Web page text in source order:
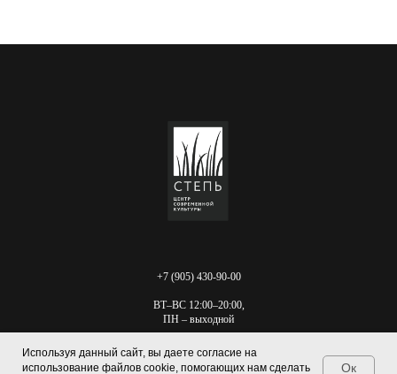
+7 (905) 430-90-00
ВТ–ВС 12:00–20:00,
ПН – выходной
Береговая, 12, стр. 1
Используя данный сайт, вы даете согласие на
использование файлов cookie, помогающих нам сделать
Ок